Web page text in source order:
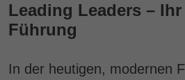
Leading Leaders – Ihr
Führung
In der heutigen, modernen